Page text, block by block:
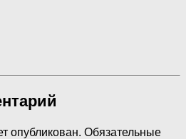
опубликован. Обязательные